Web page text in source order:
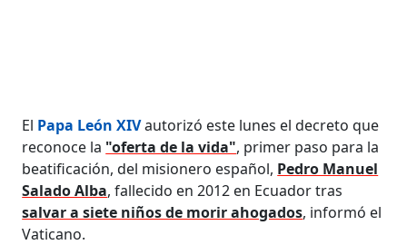
El Papa León XIVautorizó este lunes el decreto que
reconoce la "oferta de la vida", primer paso para la
beatificación, del misionero español, Pedro Manuel
Salado Alba, fallecido en 2012 en Ecuador tras
salvar a siete niños de morir ahogados, informó el
Vaticano.